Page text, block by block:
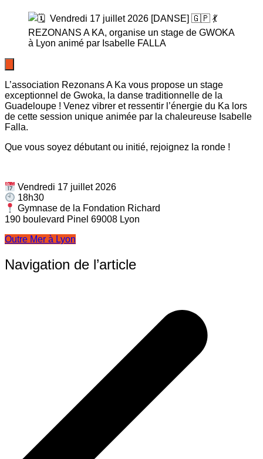
L’association Rezonans A Ka vous propose un stage
exceptionnel de Gwoka, la danse traditionnelle de la
Guadeloupe ! Venez vibrer et ressentir l’énergie du Ka lors
de cette session unique animée par la chaleureuse Isabelle
Falla.
Que vous soyez débutant ou initié, rejoignez la ronde !
Vendredi 17 juillet 2026
18h30
Gymnase de la Fondation Richard
190 boulevard Pinel 69008 Lyon
Outre Mer à Lyon
Navigation de l’article